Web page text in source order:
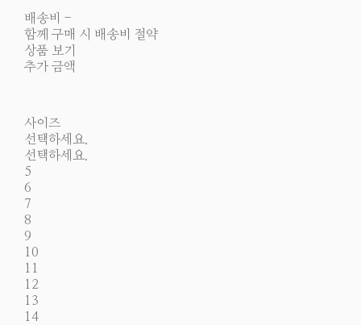
배송비 -
함께 구매 시 배송비 절약
상품 보기
추가 금액
사이즈
선택하세요.
선택하세요.
5
6
7
8
9
10
11
12
13
14